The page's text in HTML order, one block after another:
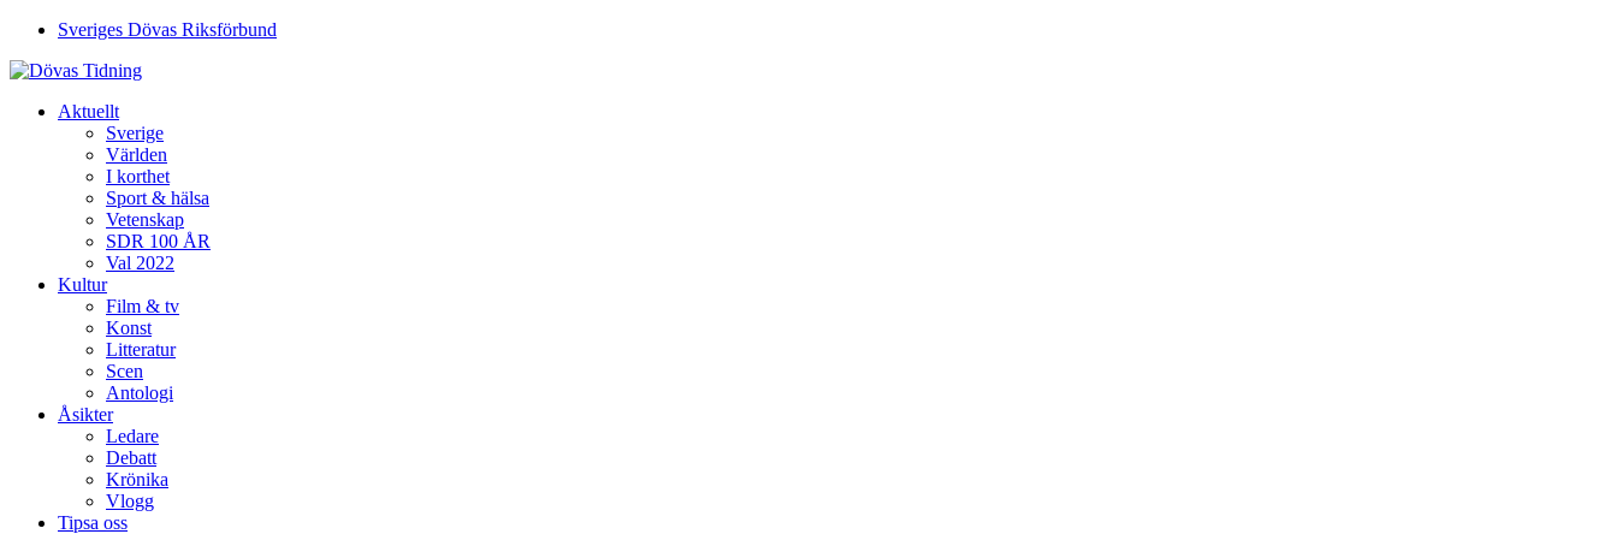
Sveriges Dövas Riksförbund
Aktuellt
Sverige
Världen
I korthet
Sport & hälsa
Vetenskap
SDR 100 ÅR
Val 2022
Kultur
Film & tv
Konst
Litteratur
Scen
Antologi
Åsikter
Ledare
Debatt
Krönika
Vlogg
Tipsa oss